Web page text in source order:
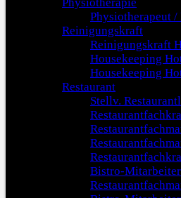
Physiotherapeut /
Reinigungskraft
Reinigungskraft
Housekeeping
Housekeeping
Restaurant
Stellv.
Bistro-Mitarbeiter